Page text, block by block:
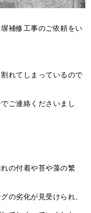
補修工事のご依頼をい
れてしまっているので
ご連絡くださいまし
の付着や苔や藻の繁
の劣化が見受けられ、